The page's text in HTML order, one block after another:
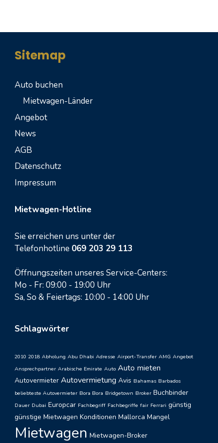
Sitemap
Auto buchen
Mietwagen-Länder
Angebot
News
AGB
Datenschutz
Impressum
Mietwagen-Hotline
Sie erreichen uns unter der
Telefonhotline 069 203 29 113
Öffnungszeiten unseres Service-Centers:
Mo - Fr: 09:00 - 19:00 Uhr
Sa, So & Feiertags: 10:00 - 14:00 Uhr
Schlagwörter
2010 2018 Abholung Abu Dhabi Adresse Airport-Transfer AMG Angebot
Ansprechpartner Arabische Emirate Auto Auto mieten
Autovermieter Autovermietung Avis Bahamas Barbados
beliebteste Autovermieter Bora Bora Bridgetown Broker Buchbinder
Dauer Dubai Europcar Fachbegriff Fachbegriffe fair Ferrari günstig
günstige Mietwagen Konditionen Mallorca Mangel
Mietwagen Mietwagen-Broker